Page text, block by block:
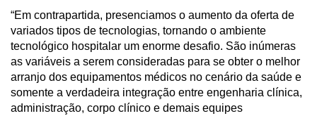
“Em contrapartida, presenciamos o aumento da oferta de
variados tipos de tecnologias, tornando o ambiente
tecnológico hospitalar um enorme desafio. São inúmeras
as variáveis a serem consideradas para se obter o melhor
arranjo dos equipamentos médicos no cenário da saúde e
somente a verdadeira integração entre engenharia clínica,
administração, corpo clínico e demais equipes